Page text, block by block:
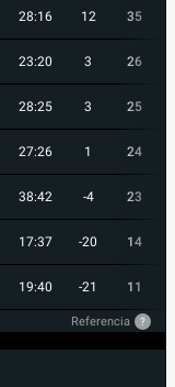
28:16 12 35
23:20 3 26
28:25 3 25
27:26 1 24
38:42 -4 23
17:37 -20 14
19:40 -21 11
Referencia ?